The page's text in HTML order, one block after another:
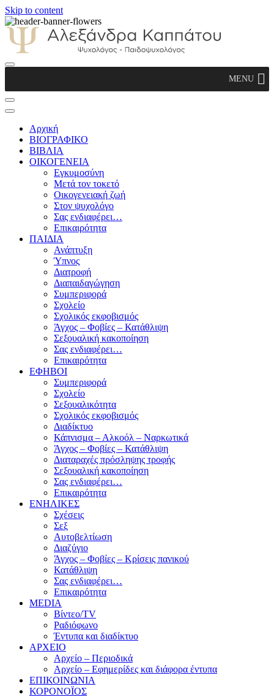
Skip to content
Παιδοψυχολόγος
MENU
Αρχική
ΒΙΟΓΡΑΦΙΚΟ
ΒΙΒΛΙΑ
ΟΙΚΟΓΕΝΕΙΑ
Εγκυμοσύνη
Μετά τον τοκετό
Οικογενειακή ζωή
Στον ψυχολόγο
Σας ενδιαφέρει…
Επικαιρότητα
ΠΑΙΔΙΑ
Ανάπτυξη
Ύπνος
Διατροφή
Διαπαιδαγώγηση
Συμπεριφορά
Σχολείο
Σχολικός εκφοβισμός
Άγχος – Φοβίες – Κατάθλιψη
Σεξουαλική κακοποίηση
Σας ενδιαφέρει…
Επικαιρότητα
ΕΦΗΒΟΙ
Συμπεριφορά
Σχολείο
Σεξουαλικότητα
Σχολικός εκφοβισμός
Διαδίκτυο
Κάπνισμα – Αλκοόλ – Ναρκωτικά
Άγχος – Φοβίες – Κατάθλιψη
Διαταραχές πρόσληψης τροφής
Σεξουαλική κακοποίηση
Σας ενδιαφέρει…
Επικαιρότητα
ΕΝΗΛΙΚΕΣ
Σχέσεις
Σεξ
Αυτοβελτίωση
Διαζύγιο
Άγχος – Φοβίες – Κρίσεις πανικού
Κατάθλιψη
Σας ενδιαφέρει…
Επικαιρότητα
MEDIA
Βίντεο/TV
Ραδιόφωνο
Έντυπα και διαδίκτυο
ΑΡΧΕΙΟ
Αρχείο – Περιοδικά
Αρχείο – Εφημερίδες και διάφορα έντυπα
ΕΠΙΚΟΙΝΩΝΙΑ
ΚΟΡΟΝΟΪΟΣ